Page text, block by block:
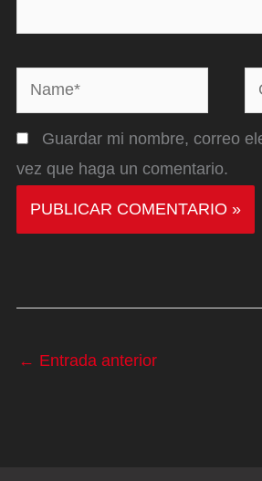
Name*
Guardar mi nombre, correo
vez que haga un comentario.
← Entrada anterior